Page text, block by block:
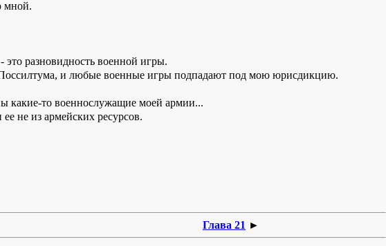
мной.
разновидность военной игры.
и любые военные игры подпадают под мою юрисдикцию.
какие-то военнослужащие моей армии...
не из армейских ресурсов.
Глава 21 ►